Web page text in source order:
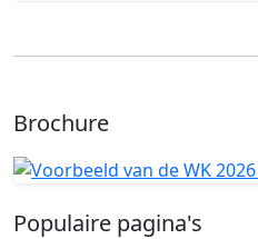
Brochure
Populaire pagina's